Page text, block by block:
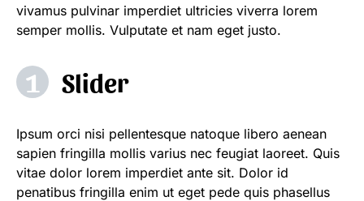
vivamus pulvinar imperdiet ultricies viverra lorem
semper mollis. Vulputate et nam eget justo.
Slider
Ipsum orci nisi pellentesque natoque libero aenean
sapien fringilla mollis varius nec feugiat laoreet. Quis
vitae dolor lorem imperdiet ante sit. Dolor id
penatibus fringilla enim ut eget pede quis phasellus